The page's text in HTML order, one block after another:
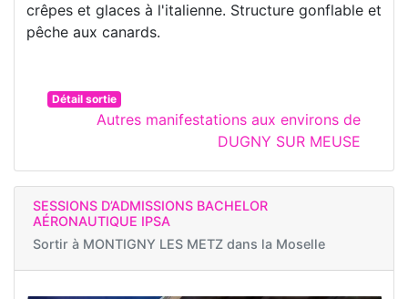
crêpes et glaces à l'italienne. Structure gonflable et
pêche aux canards.
Détail sortie
Autres manifestations aux environs de
DUGNY SUR MEUSE
SESSIONS D’ADMISSIONS BACHELOR
AÉRONAUTIQUE IPSA
Sortir à MONTIGNY LES METZ dans la Moselle